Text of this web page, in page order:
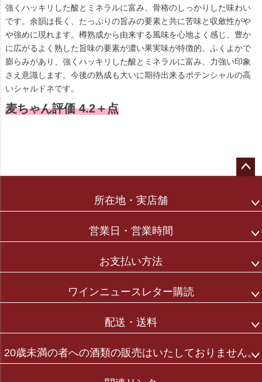
強くハッキリした酸とミネラルに富み、骨格のしっかりした味わい
です。余韻は長く、たっぷりの旨みの要素と共に苦味と収斂性がや
や強めに現れます。樽熟成から由来する風味を心地よく感じ、豊か
に広がるよく熟した旨味の要素が濃い果実味が特徴的。ふくよかで
膨らみがあり、強くハッキリした酸とミネラルに富み、力強い印象
さえ意識します。今後の熟成も大いに期待出来るポテンシャルの高
いシャルドネです。
麦ちゃん評価 4.2＋点
所在地・実店舗
営業日・営業時間
お支払い方法
ワインニュースレター購読
配送・送料
20歳未満の者への酒類の販売はいたしておりません。